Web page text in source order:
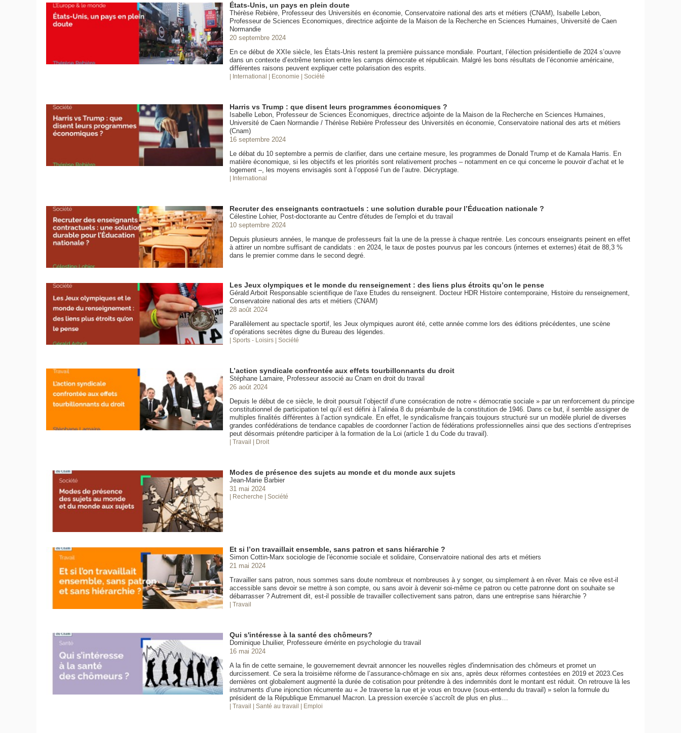
États-Unis, un pays en plein doute
Thérèse Rebière, Professeur des Universités en économie, Conservatoire national des arts et métiers (CNAM), Isabelle Lebon,
Professeur de Sciences Economiques, directrice adjointe de la Maison de la Recherche en Sciences Humaines, Université de Caen
Normandie
20 septembre 2024
En ce début de XXIe siècle, les États-Unis restent la première puissance mondiale. Pourtant, l’élection présidentielle de 2024 s’ouvre
dans un contexte d’extrême tension entre les camps démocrate et républicain. Malgré les bons résultats de l’économie américaine,
différentes raisons peuvent expliquer cette polarisation des esprits.
| International | Economie | Société
Harris vs Trump : que disent leurs programmes économiques ?
Isabelle Lebon, Professeur de Sciences Economiques, directrice adjointe de la Maison de la Recherche en Sciences Humaines,
Université de Caen Normandie / Thérèse Rebière Professeur des Universités en économie, Conservatoire national des arts et métiers
(Cnam)
16 septembre 2024
Le débat du 10 septembre a permis de clarifier, dans une certaine mesure, les programmes de Donald Trump et de Kamala Harris. En
matière économique, si les objectifs et les priorités sont relativement proches – notamment en ce qui concerne le pouvoir d’achat et le
logement –, les moyens envisagés sont à l’opposé l’un de l’autre. Décryptage.
| International
Recruter des enseignants contractuels : une solution durable pour l’Éducation nationale ?
Célestine Lohier, Post-doctorante au Centre d'études de l'emploi et du travail
10 septembre 2024
Depuis plusieurs années, le manque de professeurs fait la une de la presse à chaque rentrée. Les concours enseignants peinent en effet
à attirer un nombre suffisant de candidats : en 2024, le taux de postes pourvus par les concours (internes et externes) était de 88,3 %
dans le premier comme dans le second degré.
Les Jeux olympiques et le monde du renseignement : des liens plus étroits qu’on le pense
Gérald Arboit Responsable scientifique de l'axe Etudes du renseignent. Docteur HDR Histoire contemporaine, Histoire du renseignement,
Conservatoire national des arts et métiers (CNAM)
28 août 2024
Parallèlement au spectacle sportif, les Jeux olympiques auront été, cette année comme lors des éditions précédentes, une scène
d’opérations secrètes digne du Bureau des légendes.
| Sports - Loisirs | Société
L’action syndicale confrontée aux effets tourbillonnants du droit
Stéphane Lamaire, Professeur associé au Cnam en droit du travail
26 août 2024
Depuis le début de ce siècle, le droit poursuit l’objectif d’une consécration de notre « démocratie sociale » par un renforcement du principe
constitutionnel de participation tel qu’il est défini à l’alinéa 8 du préambule de la constitution de 1946. Dans ce but, il semble assigner de
multiples finalités différentes à l’action syndicale. En effet, le syndicalisme français toujours structuré sur un modèle pluriel de diverses
grandes confédérations de tendance capables de coordonner l’action de fédérations professionnelles ainsi que des sections d’entreprises
peut désormais prétendre participer à la formation de la Loi (article 1 du Code du travail).
| Travail | Droit
Modes de présence des sujets au monde et du monde aux sujets
Jean-Marie Barbier
31 mai 2024
| Recherche | Société
Et si l’on travaillait ensemble, sans patron et sans hiérarchie ?
Simon Cottin-Marx sociologie de l'économie sociale et solidaire, Conservatoire national des arts et métiers
21 mai 2024
Travailler sans patron, nous sommes sans doute nombreux et nombreuses à y songer, ou simplement à en rêver. Mais ce rêve est-il
accessible sans devoir se mettre à son compte, ou sans avoir à devenir soi-même ce patron ou cette patronne dont on souhaite se
débarrasser ? Autrement dit, est-il possible de travailler collectivement sans patron, dans une entreprise sans hiérarchie ?
| Travail
Qui s'intéresse à la santé des chômeurs?
Dominique Lhuilier, Professeure émérite en psychologie du travail
16 mai 2024
A la fin de cette semaine, le gouvernement devrait annoncer les nouvelles règles d'indemnisation des chômeurs et promet un
durcissement. Ce sera la troisième réforme de l’assurance-chômage en six ans, après deux réformes contestées en 2019 et 2023.Ces
dernières ont globalement augmenté la durée de cotisation pour prétendre à des indemnités dont le montant est réduit. On retrouve là les
instruments d’une injonction récurrente au « Je traverse la rue et je vous en trouve (sous-entendu du travail) » selon la formule du
président de la République Emmanuel Macron. La pression exercée s’accroît de plus en plus…
| Travail | Santé au travail | Emploi